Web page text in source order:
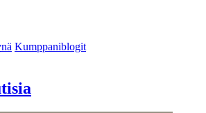
Kumppaniblogit